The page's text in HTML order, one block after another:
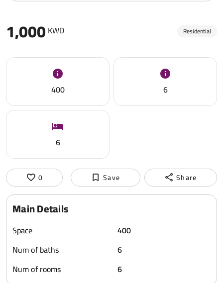
1,000 KWD Residential
400 6
6
0 Save Share
Main Details
Space
400
Num of baths
6
Num of rooms
6